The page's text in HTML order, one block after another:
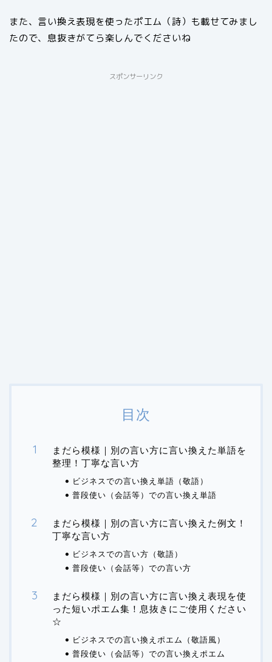
また、言い換え表現を使ったポエム（詩）も載せてみまし
たので、息抜きがてら楽しんでくださいね
スポンサーリンク
目次
まだら模様｜別の言い方に言い換えた単語を
整理！丁寧な言い方
ビジネスでの言い換え単語（敬語）
普段使い（会話等）での言い換え単語
まだら模様｜別の言い方に言い換えた例文！
丁寧な言い方
ビジネスでの言い方（敬語）
普段使い（会話等）での言い方
まだら模様｜別の言い方に言い換え表現を使
った短いポエム集！息抜きにご使用ください
☆
ビジネスでの言い換えポエム（敬語風）
普段使い（会話等）での言い換えポエム